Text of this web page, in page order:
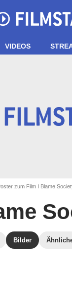
VIDEOS
zum Film I Blame
Bilder